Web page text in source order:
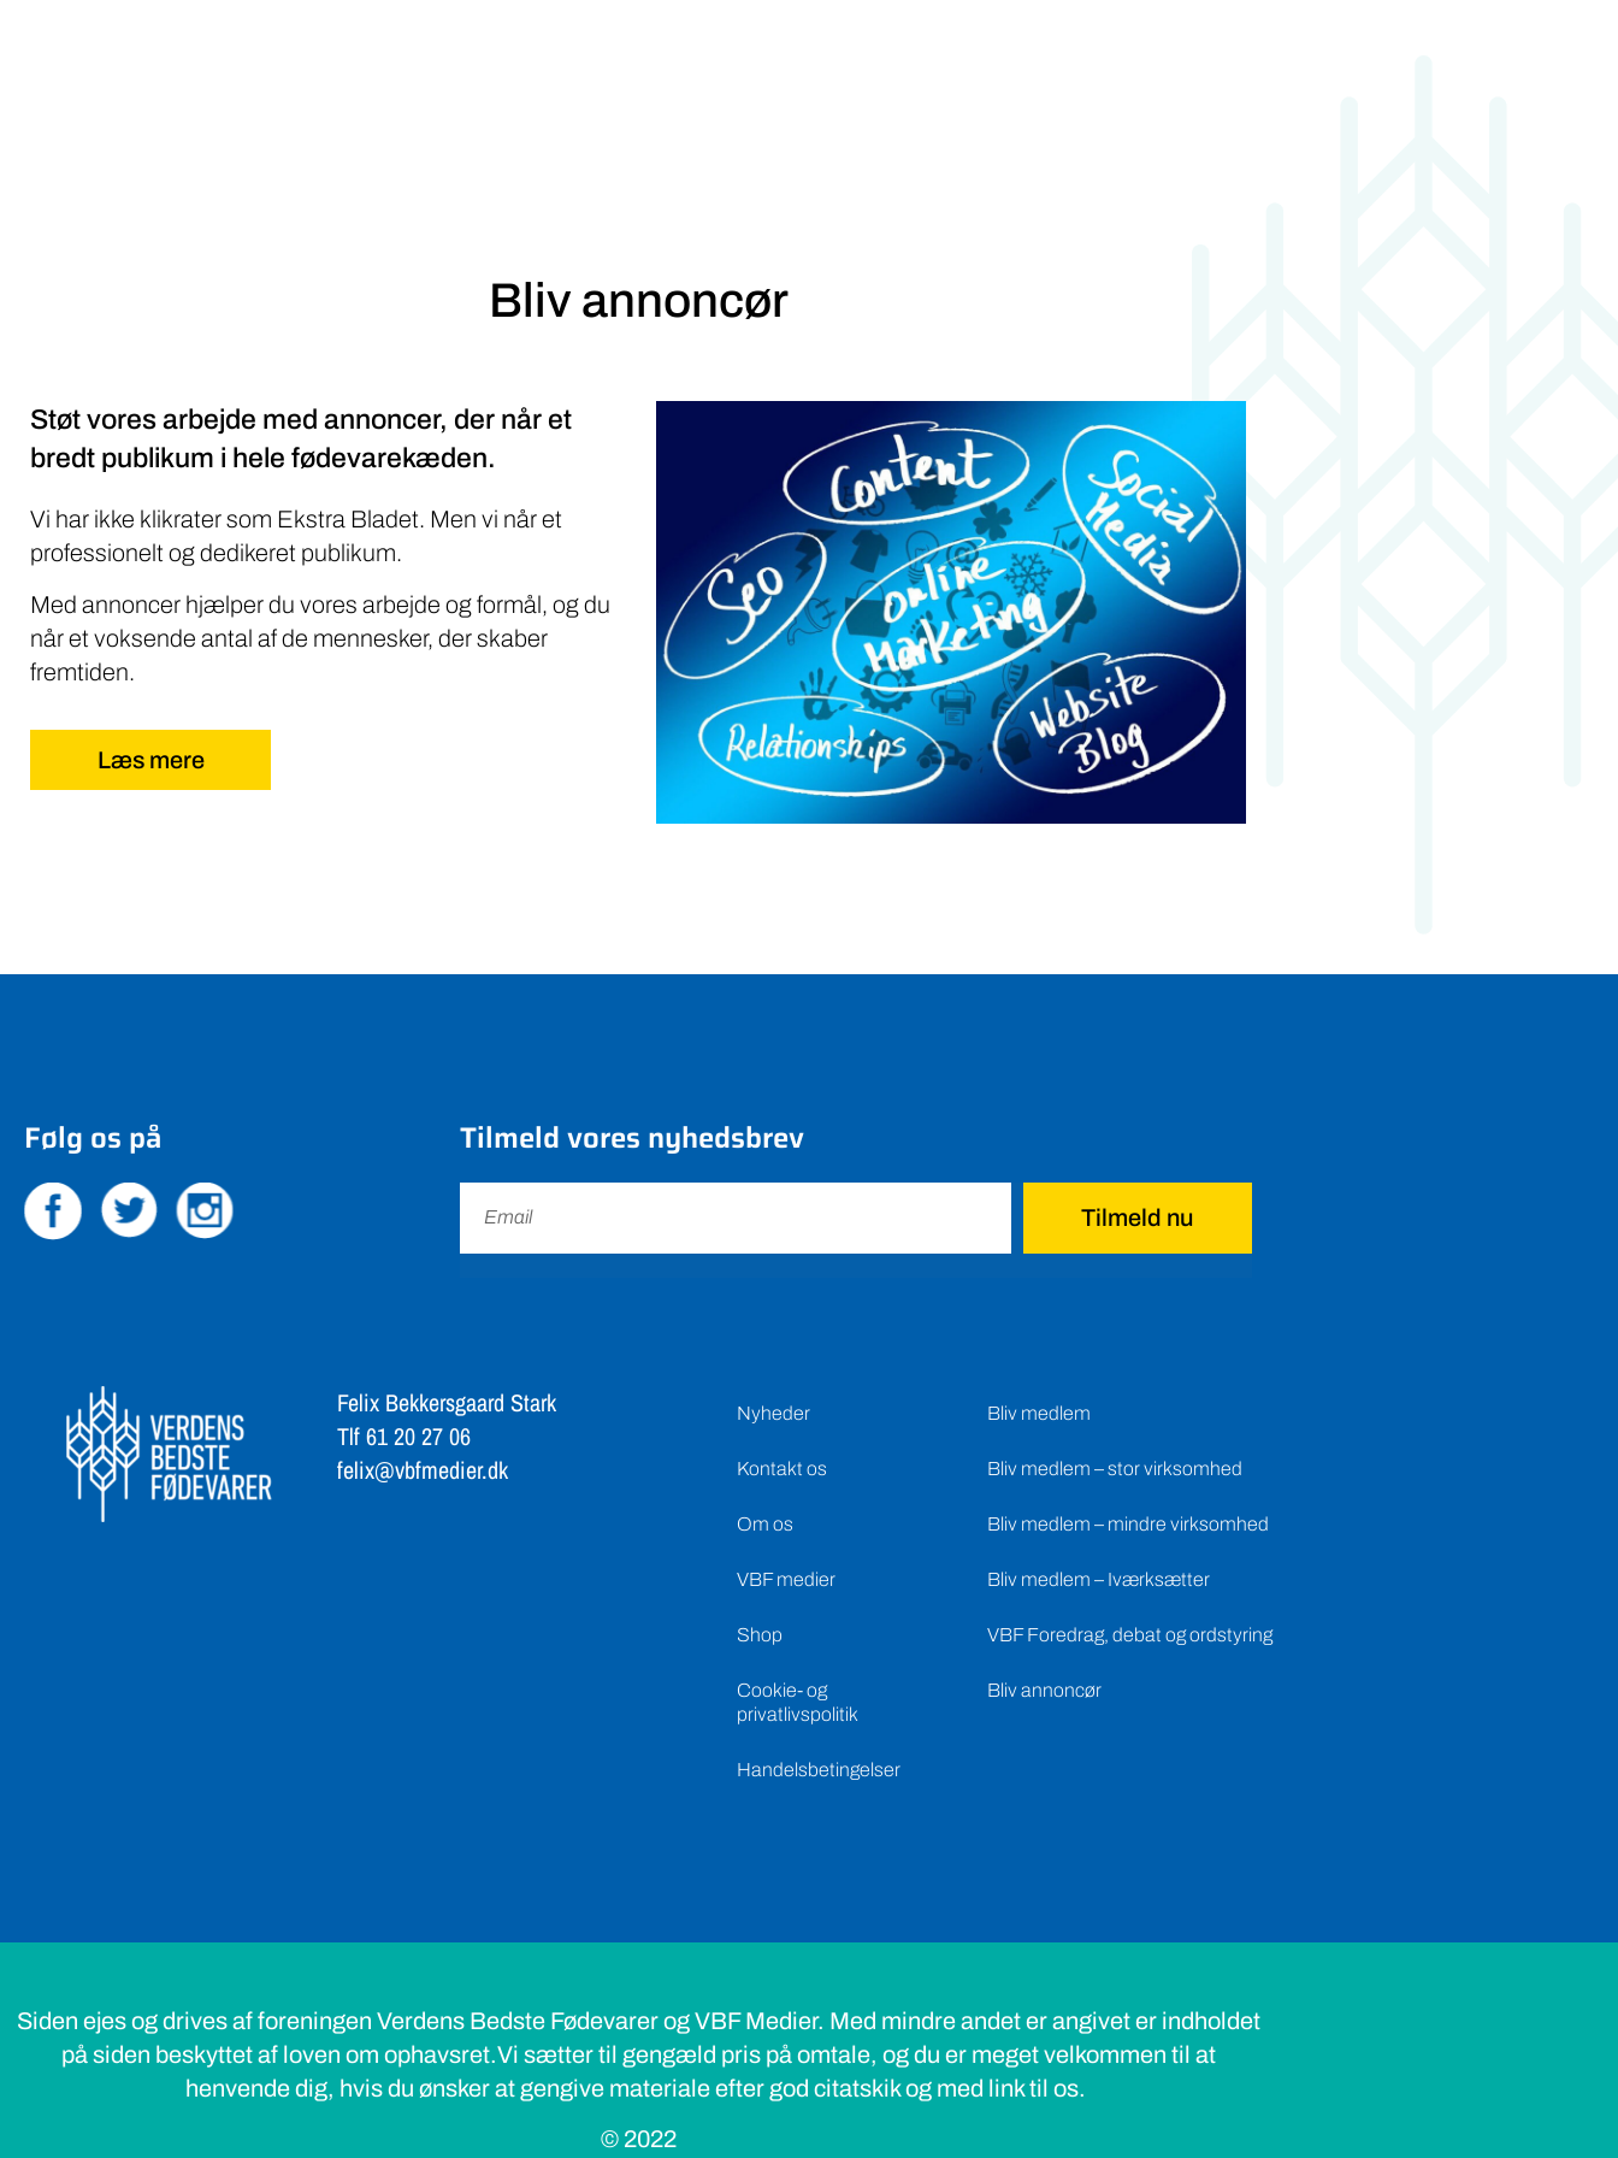
Bliv annoncør
Støt vores arbejde med annoncer, der når et
bredt publikum i hele fødevarekæden.
Vi har ikke klikrater som Ekstra Bladet. Men vi når et
professionelt og dedikeret publikum.
Med annoncer hjælper du vores arbejde og formål, og du
når et voksende antal af de mennesker, der skaber
fremtiden.
Læs mere
Følg os på Tilmeld vores nyhedsbrev
Tilmeld nu
Felix Bekkersgaard Stark
Tlf 61 20 27 06
felix@vbfmedier.dk
Nyheder
Kontakt os
Om os
VBF medier
Shop
Cookie- og
privatlivspolitik
Handelsbetingelser
Bliv medlem
Bliv medlem – stor virksomhed
Bliv medlem – mindre virksomhed
Bliv medlem – Iværksætter
VBF Foredrag, debat og ordstyring
Bliv annoncør
Siden ejes og drives af foreningen Verdens Bedste Fødevarer og VBF Medier. Med mindre andet er angivet er indholdet
på siden beskyttet af loven om ophavsret.Vi sætter til gengæld pris på omtale, og du er meget velkommen til at
henvende dig, hvis du ønsker at gengive materiale efter god citatskik og med link til os.
© 2022